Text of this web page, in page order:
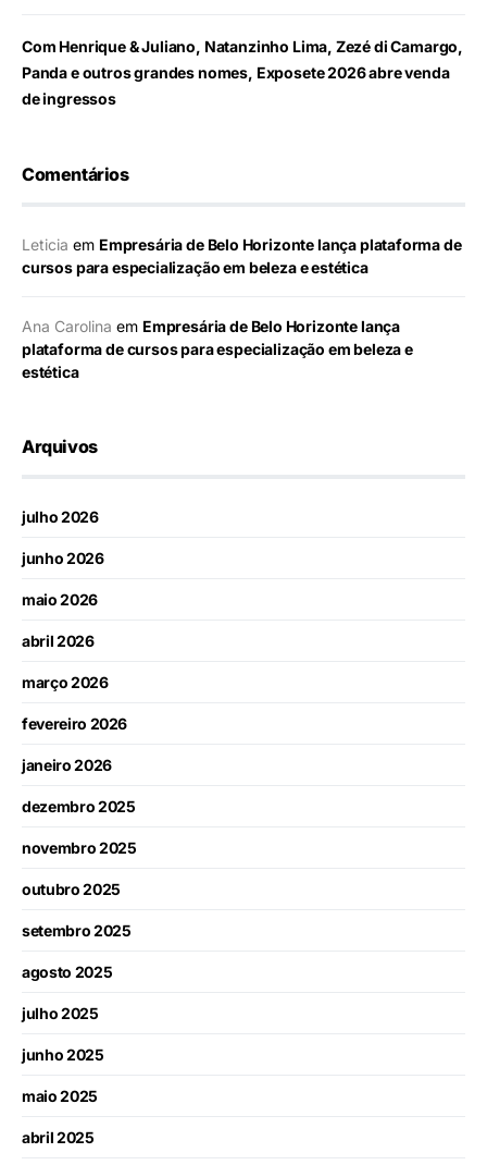
Com Henrique & Juliano, Natanzinho Lima, Zezé di Camargo,
Panda e outros grandes nomes, Exposete 2026 abre venda
de ingressos
Comentários
Leticia em Empresária de Belo Horizonte lança plataforma de
cursos para especialização em beleza e estética
Ana Carolina em Empresária de Belo Horizonte lança
plataforma de cursos para especialização em beleza e
estética
Arquivos
julho 2026
junho 2026
maio 2026
abril 2026
março 2026
fevereiro 2026
janeiro 2026
dezembro 2025
novembro 2025
outubro 2025
setembro 2025
agosto 2025
julho 2025
junho 2025
maio 2025
abril 2025